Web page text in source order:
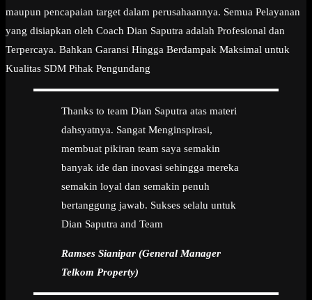
maupun pencapaian target dalam perusahaannya. Semua Pelayanan
yang disiapkan oleh Coach Dian Saputra adalah Profesional dan
Terpercaya. Bahkan Garansi Hingga Berdampak Maksimal untuk
Kualitas SDM Pihak Pengundang
Thanks to team Dian Saputra atas materi
dahsyatnya. Sangat Menginspirasi,
membuat pikiran team saya semakin
banyak ide dan inovasi sehingga mereka
semakin loyal dan semakin penuh
bertanggung jawab. Sukses selalu untuk
Dian Saputra and Team
Ramses Sianipar (General Manager
Telkom Property)